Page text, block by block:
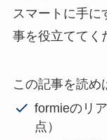
スマートに手に
事を役立ててく
この記事を読め
formieのリ
点）